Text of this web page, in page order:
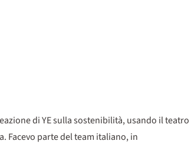
di YE sulla sostenibilità, usando il teatro
Facevo parte del team italiano, in